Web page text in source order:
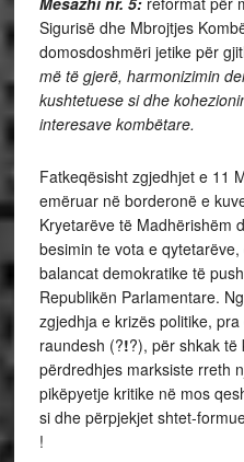
Sigurisë dhe Mbrojtjes
domosdoshmëri jetike për
më të gjerë, harmonizimin
kushtetuese si dhe
interesave kombëtare.
Fatkeqësisht zgjedhjet e 11
emëruar në borderonë e
Kryetarëve të Madhërishëm
besimin te vota e
balancat demokratike të
Republikën Parlamentare.
zgjedhja e krizës politike,
raundesh (?!?), për shkak të
përdredhjes marksiste rreth
pikëpyetje kritike në mos
si dhe përpjekjet shtet-
!